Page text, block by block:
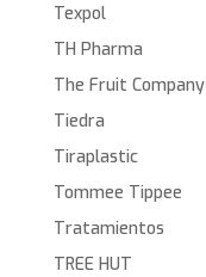
Texpol
TH Pharma
The Fruit Company
Tiedra
Tiraplastic
Tommee Tippee
Tratamientos
TREE HUT